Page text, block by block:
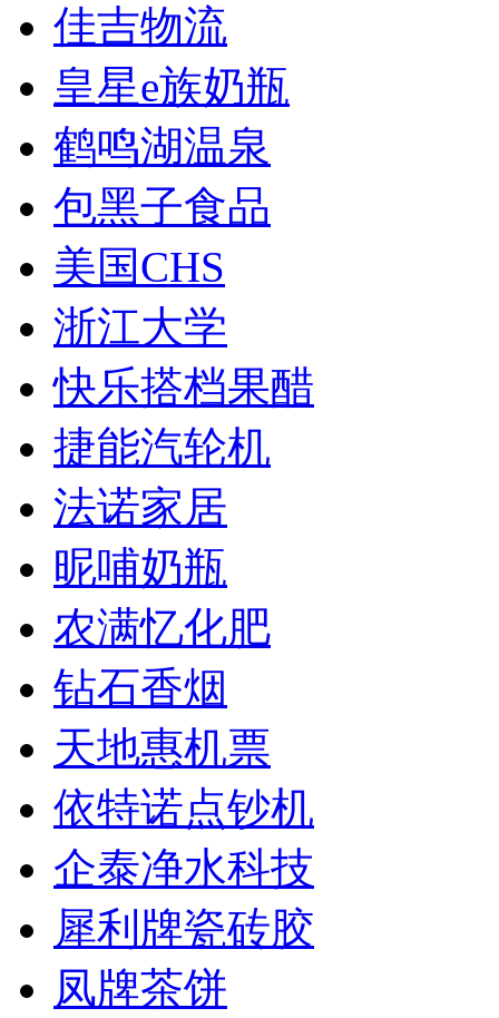
佳吉物流
皇星e族奶瓶
鹤鸣湖温泉
包黑子食品
美国CHS
浙江大学
快乐搭档果醋
捷能汽轮机
法诺家居
昵哺奶瓶
农满忆化肥
钻石香烟
天地惠机票
依特诺点钞机
企泰净水科技
犀利牌瓷砖胶
凤牌茶饼